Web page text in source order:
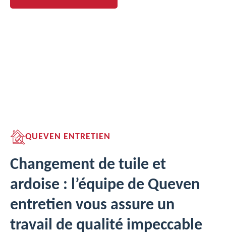
QUEVEN ENTRETIEN
Changement de tuile et
ardoise : l’équipe de Queven
entretien vous assure un
travail de qualité impeccable